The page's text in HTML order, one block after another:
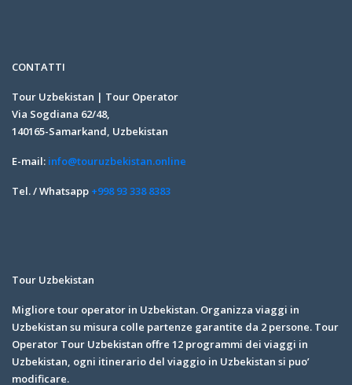
CONTATTI
Tour Uzbekistan | Tour Operator
Via Sogdiana 62/48,
140165-Samarkand, Uzbekistan
E-mail: info@touruzbekistan.online
Tel. / Whatsapp +998 93 338 8383
Tour Uzbekistan
Migliore tour operator in Uzbekistan. Organizza viaggi in
Uzbekistan su misura colle partenze garantite da 2 persone. Tour
Operator Tour Uzbekistan offre 12 programmi dei viaggi in
Uzbekistan, ogni itinerario del viaggio in Uzbekistan si puo’
modificare.